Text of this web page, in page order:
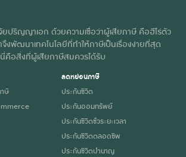
ยปริญญาเอก ด้วยความเชื่อว่าผู้เสียภาษี คือฮีโร่ตัว
จึงพัฒนาเทคโนโลยีที่ทำให้ภาษีเป็นเรื่องง่ายที่สุด
คือสิ่งที่ผู้เสียภาษีสมควรได้รับ
ษี
ลดหย่อนภาษี
ประกันชีวิต
ประกันออมทรัพย์
ประกันชีวิตชั่วระยะเวลา
ประกันชีวิตตลอดชีพ
ประกันชีวิตบำนาญ